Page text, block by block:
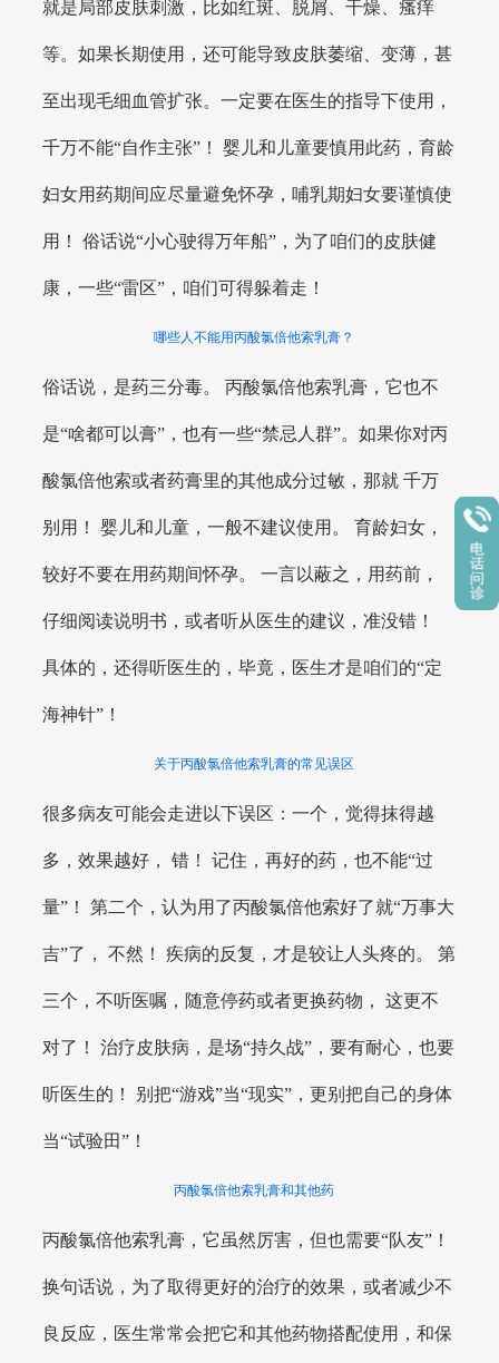
就是局部皮肤刺激，比如红斑、脱屑、干燥、瘙痒
等。如果长期使用，还可能导致皮肤萎缩、变薄，甚
至出现毛细血管扩张。一定要在医生的指导下使用，
千万不能“自作主张”！ 婴儿和儿童要慎用此药，育龄
妇女用药期间应尽量避免怀孕，哺乳期妇女要谨慎使
用！ 俗话说“小心驶得万年船”，为了咱们的皮肤健
康，一些“雷区”，咱们可得躲着走！
哪些人不能用丙酸氯倍他索乳膏？
俗话说，是药三分毒。 丙酸氯倍他索乳膏，它也不
是“啥都可以膏”，也有一些“禁忌人群”。如果你对丙
酸氯倍他索或者药膏里的其他成分过敏，那就 千万
别用！ 婴儿和儿童，一般不建议使用。 育龄妇女，
较好不要在用药期间怀孕。 一言以蔽之，用药前，
仔细阅读说明书，或者听从医生的建议，准没错！
具体的，还得听医生的，毕竟，医生才是咱们的“定
海神针”！
关于丙酸氯倍他索乳膏的常见误区
很多病友可能会走进以下误区：一个，觉得抹得越
多，效果越好， 错！ 记住，再好的药，也不能“过
量”！ 第二个，认为用了丙酸氯倍他索好了就“万事大
吉”了， 不然！ 疾病的反复，才是较让人头疼的。 第
三个，不听医嘱，随意停药或者更换药物， 这更不
对了！ 治疗皮肤病，是场“持久战”，要有耐心，也要
听医生的！ 别把“游戏”当“现实”，更别把自己的身体
当“试验田”！
丙酸氯倍他索乳膏和其他药
丙酸氯倍他索乳膏，它虽然厉害，但也需要“队友”！
换句话说，为了取得更好的治疗的效果，或者减少不
良反应，医生常常会把它和其他药物搭配使用，和保